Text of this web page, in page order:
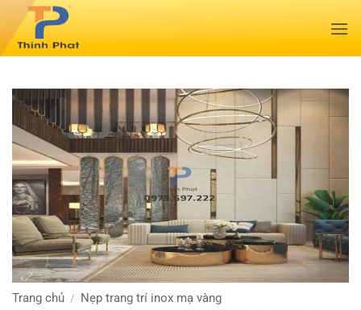
qua
nội
Trang chủ / Nẹp trang trí inox mạ vàng